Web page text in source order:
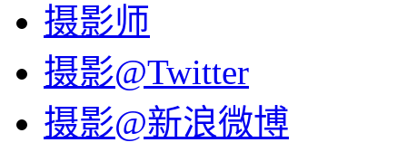
摄影师
摄影@Twitter
摄影@新浪微博